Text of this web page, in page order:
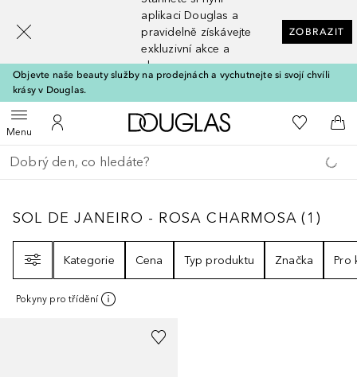
aplikaci Douglas a
pravidelně získávejte
exkluzivní akce a
slevy
ZOBRAZIT
Objevte naše beauty služby na prodejnách a vychutnejte si svojí chvíli
krásy v Douglas.
MenuOtevřít menuK mému účtu
Domů K mému
Do
Vraťte se
Proveďte vyhledávání
SOL DE JANEIRO - ROSA CHARMOSA 1
SOL DE JANEIRO - ROSA CHARMOSA (1 )
Kategorie
Cena Typ produktu Značka Pro
Pokyny pro třídění
[navigation.slideout.screenreader]